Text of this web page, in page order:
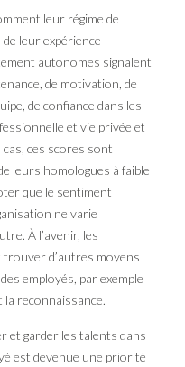
leur régime de
leur expérience
autonomes signalent
de motivation, de
de confiance dans les
et vie privée et
ces scores sont
leurs homologues à faible
que le sentiment
ne varie
À l’avenir, les
d’autres moyens
employés, par exemple
la reconnaissance.
et garder les talents dans
est devenue une priorité